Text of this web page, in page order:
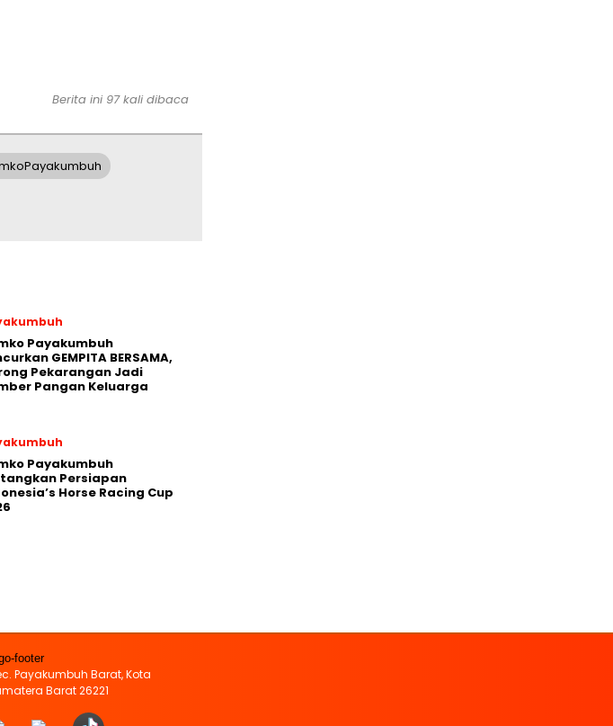
Berita ini 97 kali dibaca
Payakumbuh
GEMPITA BERSAMA,
Pekarangan Jadi
Pangan Keluarga
Payakumbuh
Persiapan
Horse Racing Cup
Payakumbuh Barat, Kota
Barat 26221